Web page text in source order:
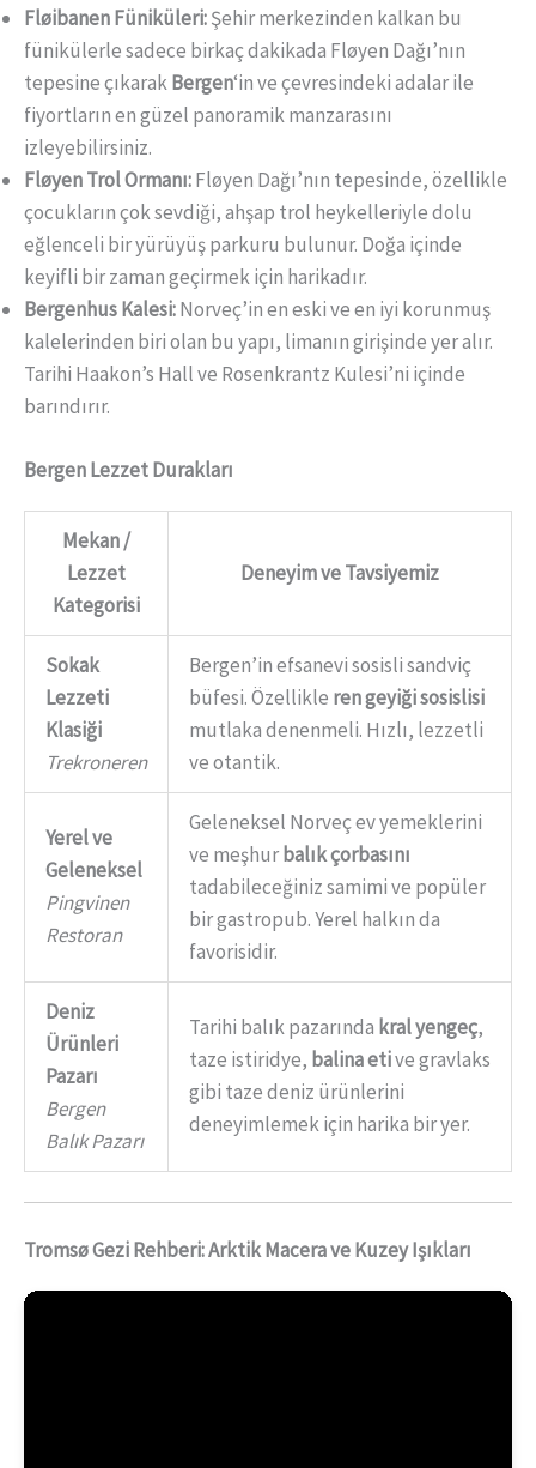
Fløibanen Füniküleri:Şehir merkezinden kalkan bu
fünikülerle sadece birkaç dakikada Fløyen Dağı’nın
tepesine çıkarakBergen‘in ve çevresindeki adalar ile
fiyortların en güzel panoramik manzarasını
izleyebilirsiniz.
Fløyen Trol Ormanı:Fløyen Dağı’nın tepesinde, özellikle
çocukların çok sevdiği, ahşap trol heykelleriyle dolu
eğlenceli bir yürüyüş parkuru bulunur. Doğa içinde
keyifli bir zaman geçirmek için harikadır.
Bergenhus Kalesi:Norveç’in en eski ve en iyi korunmuş
kalelerinden biri olan bu yapı, limanın girişinde yer alır.
Tarihi Haakon’s Hall ve Rosenkrantz Kulesi’ni içinde
barındırır.
Bergen Lezzet Durakları
Mekan /
Lezzet
Kategorisi
Deneyim ve Tavsiyemiz
Sokak
Lezzeti
Klasiği
Trekroneren
Bergen’in efsanevi sosisli sandviç
büfesi. Özellikle ren geyiği sosislisi
mutlaka denenmeli. Hızlı, lezzetli
ve otantik.
Yerel ve
Geleneksel
Pingvinen
Restoran
Geleneksel Norveç ev yemeklerini
ve meşhurbalık çorbasını
tadabileceğiniz samimi ve popüler
bir gastropub. Yerel halkın da
favorisidir.
Deniz
Ürünleri
Pazarı
Bergen
Balık Pazarı
Tarihi balık pazarında kral yengeç,
taze istiridye, balina etive gravlaks
gibi taze deniz ürünlerini
deneyimlemek için harika bir yer.
Tromsø Gezi Rehberi: Arktik Macera ve Kuzey Işıkları